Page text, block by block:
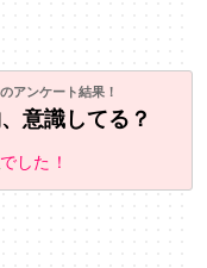
アンケート結果！
意識してる？
でした！